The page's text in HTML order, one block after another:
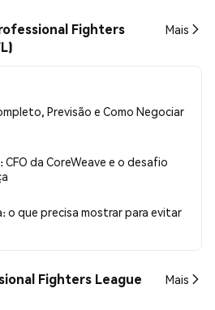
Fighters
Mais
Previsão e Como Negociar
da CoreWeave e o desafio
o que precisa mostrar para evitar
Fighters League
Mais